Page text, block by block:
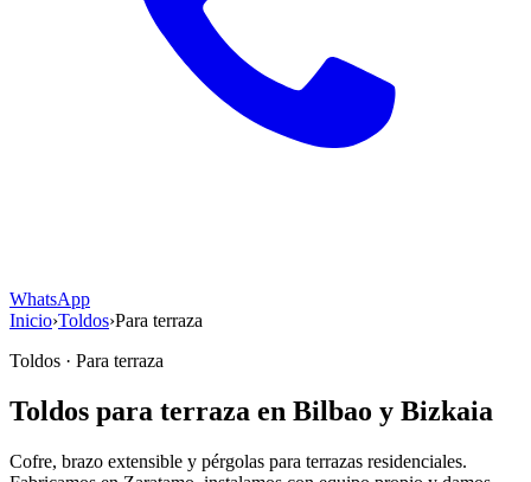
WhatsApp
Inicio›Toldos›Para terraza
Toldos · Para terraza
Toldos para terraza en Bilbao y Bizkaia
Cofre, brazo extensible y pérgolas para terrazas residenciales.